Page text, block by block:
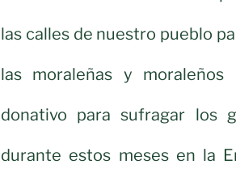
las calles de nuestro pueblo
las moraleñas y
donativo para sufragar los
durante estos meses en la